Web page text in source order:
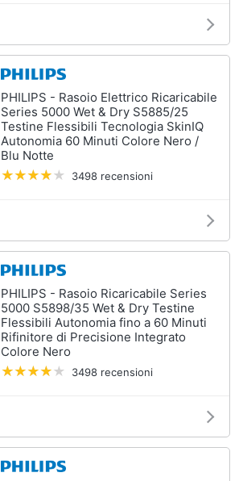
PHILIPS - Rasoio Elettrico Ricaricabile
Series 5000 Wet & Dry S5885/25
Testine Flessibili Tecnologia SkinIQ
Autonomia 60 Minuti Colore Nero /
Blu Notte
3498 recensioni
PHILIPS - Rasoio Ricaricabile Series
5000 S5898/35 Wet & Dry Testine
Flessibili Autonomia fino a 60 Minuti
Rifinitore di Precisione Integrato
Colore Nero
3498 recensioni